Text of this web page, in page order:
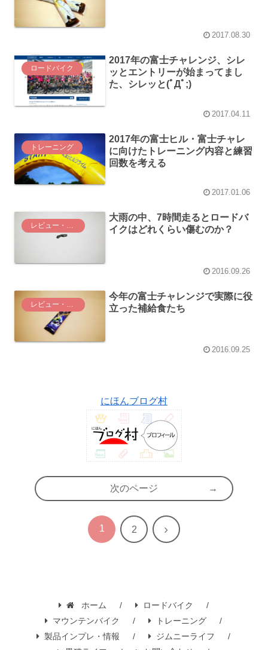
2017.08.30
ロードバイク
2017年の富士チャレンジ、シレ
ッとエントリーが始まってまし
た、シレッと(ﾟДﾟ;)
2017.04.11
トレーニング
2017年の富士ヒル・富士チャレ
に向けたトレーニング内容と練習
回数を考える
2017.01.06
レビュー・インプレ
大雨の中、7時間走るとロードバ
イクはどれくらい傷むのか？
2016.09.26
今年の富士チャレンジで実際に役
立った補給食たち
2016.09.25
にほんブログ村
次のページ
1 2 次
ホーム
ロードバイク
マウンテンバイク
トレーニング
製品インプレ・情報
ジムニーライフ